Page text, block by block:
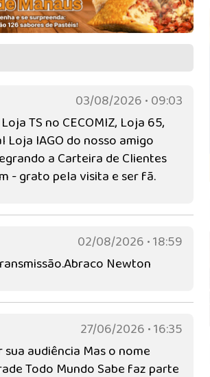
03/08/2026 • 09:03
TS no CECOMIZ, Loja 65,
IAGO do nosso amigo
a Carteira de Clientes
- grato pela visita e ser fã.
02/08/2026 • 18:59
Newton
27/06/2026 • 16:35
audiência Mas o nome
Todo Mundo Sabe faz parte